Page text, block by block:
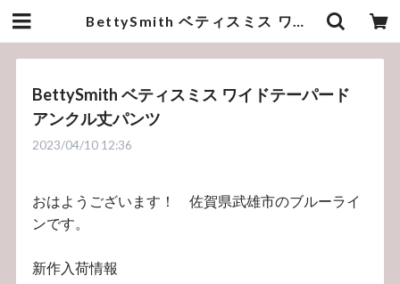
BettySmith ベティスミス ワイドテーパード アンクル丈パンツ | bluelineshop
BettySmith ベティスミス ワイドテーパード
アンクル丈パンツ
2023/04/10 12:36
おはようございます！ 佐賀県武雄市のブルーライ
ンです。
新作入荷情報